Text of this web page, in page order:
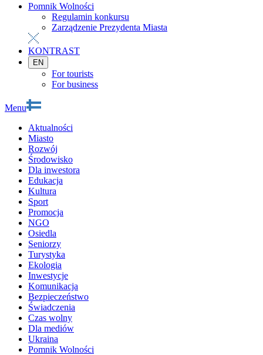
Pomnik Wolności
Regulamin konkursu
Zarządzenie Prezydenta Miasta
KONTRAST
EN
For tourists
For business
Menu
Aktualności
Miasto
Rozwój
Środowisko
Dla inwestora
Edukacja
Kultura
Sport
Promocja
NGO
Osiedla
Seniorzy
Turystyka
Ekologia
Inwestycje
Komunikacja
Bezpieczeństwo
Świadczenia
Czas wolny
Dla mediów
Ukraina
Pomnik Wolności